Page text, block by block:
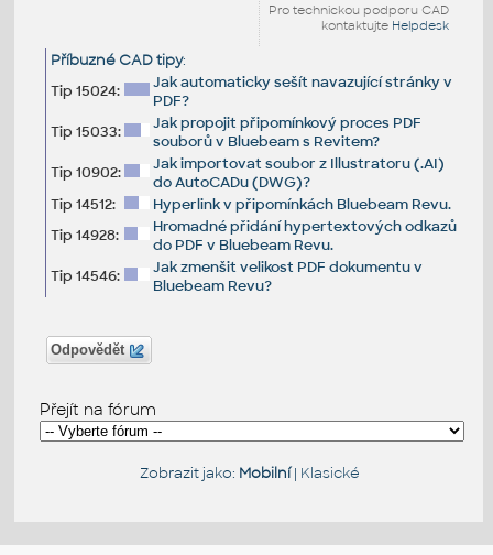
Pro technickou podporu CAD
kontaktujte Helpdesk
Příbuzné CAD tipy:
Tip 15024:
Jak automaticky sešít navazující stránky v
PDF?
Tip 15033:
Jak propojit připomínkový proces PDF
souborů v Bluebeam s Revitem?
Tip 10902:
Jak importovat soubor z Illustratoru (.AI)
do AutoCADu (DWG)?
Tip 14512:
Hyperlink v připomínkách Bluebeam Revu.
Tip 14928:
Hromadné přidání hypertextových odkazů
do PDF v Bluebeam Revu.
Tip 14546:
Jak zmenšit velikost PDF dokumentu v
Bluebeam Revu?
Odpovědět
Přejít na fórum
Zobrazit jako: Mobilní| Klasické